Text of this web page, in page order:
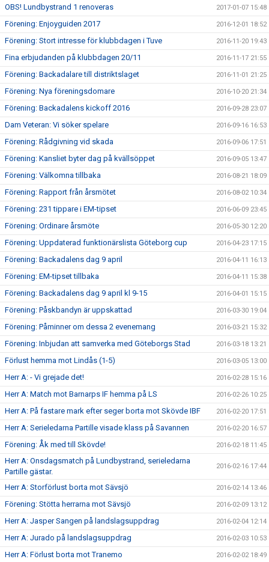
OBS! Lundbystrand 1 renoveras 2017-01-07 15:48
Förening: Enjoyguiden 2017 2016-12-01 18:52
Förening: Stort intresse för klubbdagen i Tuve 2016-11-20 19:43
Fina erbjudanden på klubbdagen 20/11 2016-11-17 21:55
Förening: Backadalare till distriktslaget 2016-11-01 21:25
Förening: Nya föreningsdomare 2016-10-20 21:34
Förening: Backadalens kickoff 2016 2016-09-28 23:07
Dam Veteran: Vi söker spelare 2016-09-16 16:53
Förening: Rådgivning vid skada 2016-09-06 17:51
Förening: Kansliet byter dag på kvällsöppet 2016-09-05 13:47
Förening: Välkomna tillbaka 2016-08-21 18:09
Förening: Rapport från årsmötet 2016-08-02 10:34
Förening: 231 tippare i EM-tipset 2016-06-09 23:45
Förening: Ordinare årsmöte 2016-05-30 12:20
Förening: Uppdaterad funktionärslista Göteborg cup 2016-04-23 17:15
Förening: Backadalens dag 9 april 2016-04-11 16:13
Förening: EM-tipset tillbaka 2016-04-11 15:38
Förening: Backadalens dag 9 april kl 9-15 2016-04-01 15:15
Förening: Påskbandyn är uppskattad 2016-03-30 19:04
Förening: Påminner om dessa 2 evenemang 2016-03-21 15:32
Förening: Inbjudan att samverka med Göteborgs Stad 2016-03-18 13:21
Förlust hemma mot Lindås (1-5) 2016-03-05 13:00
Herr A: - Vi grejade det! 2016-02-28 15:16
Herr A: Match mot Barnarps IF hemma på LS 2016-02-26 10:25
Herr A: På fastare mark efter seger borta mot Skövde IBF 2016-02-20 17:51
Herr A: Serieledarna Partille visade klass på Savannen 2016-02-20 16:57
Förening: Åk med till Skövde! 2016-02-18 11:45
Herr A: Onsdagsmatch på Lundbystrand, serieledarna
Partille gästar.
2016-02-16 17:44
Herr A: Storförlust borta mot Sävsjö 2016-02-14 13:46
Förening: Stötta herrarna mot Sävsjö 2016-02-09 13:12
Herr A: Jasper Sangen på landslagsuppdrag 2016-02-04 12:14
Herr A: Jurado på landslagsuppdrag 2016-02-03 10:53
Herr A: Förlust borta mot Tranemo 2016-02-02 18:49